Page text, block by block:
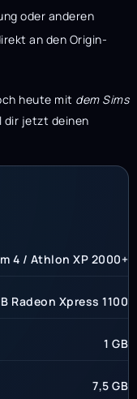
oder anderen
an den Origin-
heute mit dem Sims
dir jetzt deinen
4 / Athlon XP 2000+
Radeon Xpress 1100
1 GB
7,5 GB